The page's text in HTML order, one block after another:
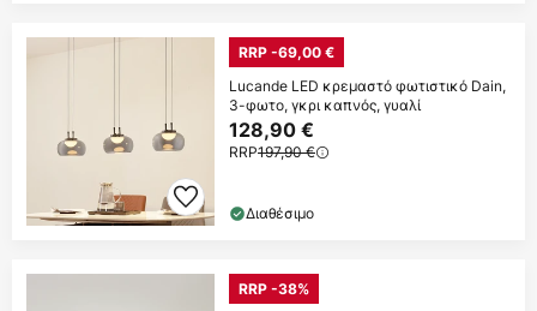
RRP -69,00 €
Lucande LED κρεμαστό φωτιστικό Dain,
3-φωτο, γκρι καπνός, γυαλί
128,90 €
RRP197,90 €
Διαθέσιμο
RRP -38%